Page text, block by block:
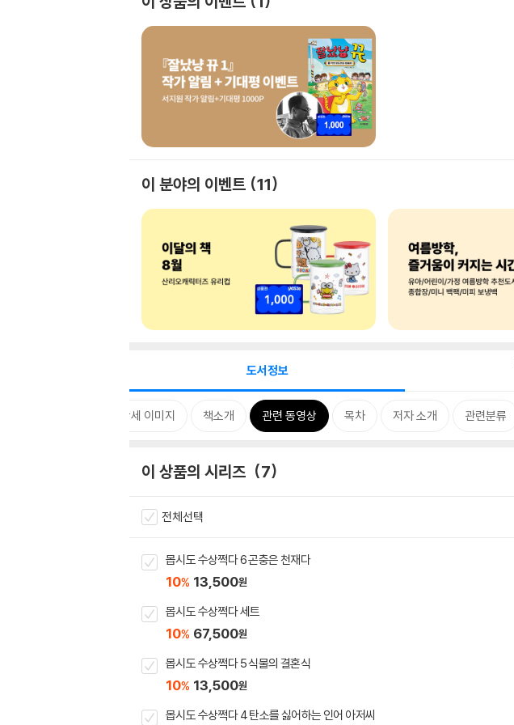
이 분야의 이벤트 11
도서정보
상세 이미지 책소개 관련 동영상 목차 저자 소개 관련분류
이 상품의 시리즈 7
전체선택
몹시도 수상쩍다 6 곤충은 천재다
10% 13,500원
몹시도 수상쩍다 세트
10% 67,500원
몹시도 수상쩍다 5 식물의 결혼식
10% 13,500원
몹시도 수상쩍다 4 탄소를 싫어하는 인어 아저씨